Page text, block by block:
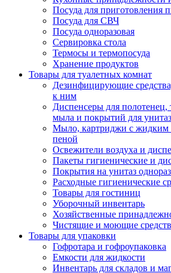
Посуда для приготовления
Посуда для СВЧ
Посуда одноразовая
Сервировка стола
Термосы и термопосуда
Хранение продуктов
Товары для туалетных комнат
Дезинфицирующие
к ним
Диспенсеры для полотенец,
мыла и покрытий для
Мыло, картриджи с
пеной
Освежители воздуха и
Пакеты гигиенические и
Покрытия на унитаз
Расходные гигиенические
Товары для гостиниц
Уборочный инвентарь
Хозяйственные
Чистящие и моющие
Товары для упаковки
Гофротара и гофроупаковка
Емкости для жидкости
Инвентарь для складов и